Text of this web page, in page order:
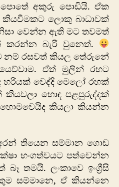
අකුරු පොඩියි. ඒක
කියවීමකට ලොකු බාධාවක්
වෙන්න ඇති මට තවමත්
කරන්න බැරි වුනෙත්.
නම් රසවත් කියල තේරුනේ
ඒත් මුලින් රහට
හරියක් වෙද්දි මෙලෝ රහක්
හොඳ පළපුරුද්දක්
කියලා කියන්න
තියෙන සම්මාන ගොඩ
භංගත්වයට පත්වෙන්න
තමයි. ලංකාවෙ ඉංග්‍රීසි
සම්මානෙ, ඒ කියන්නෙ